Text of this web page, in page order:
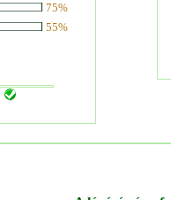
75%
55%